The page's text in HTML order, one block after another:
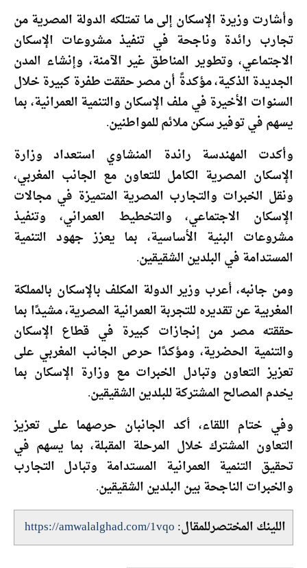
وأشارت وزيرة الإسكان إلى ما تمتلكه الدولة المصرية من
تجارب رائدة وناجحة في تنفيذ مشروعات الإسكان
الاجتماعي، وتطوير المناطق غير الآمنة، وإنشاء المدن
الجديدة الذكية، مؤكدةً أن مصر حققت طفرة كبيرة خلال
السنوات الأخيرة في ملف الإسكان والتنمية العمرانية، بما
يسهم في توفير سكن ملائم للمواطنين.
وأكدت المهندسة راندة المنشاوي استعداد وزارة
الإسكان المصرية الكامل للتعاون مع الجانب المغربي،
ونقل الخبرات والتجارب المصرية المتميزة في مجالات
الإسكان الاجتماعي، والتخطيط العمراني، وتنفيذ
مشروعات البنية الأساسية، بما يعزز جهود التنمية
المستدامة في البلدين الشقيقين.
ومن جانبه، أعرب وزير الدولة المكلف بالإسكان بالمملكة
المغربية عن تقديره للتجربة العمرانية المصرية، مشيدًا بما
حققته مصر من إنجازات كبيرة في قطاع الإسكان
والتنمية الحضرية، ومؤكدًا حرص الجانب المغربي على
تعزيز التعاون وتبادل الخبرات مع وزارة الإسكان بما
يخدم المصالح المشتركة للبلدين الشقيقين.
وفي ختام اللقاء، أكد الجانبان حرصهما على تعزيز
التعاون المشترك خلال المرحلة المقبلة، بما يسهم في
تحقيق التنمية العمرانية المستدامة وتبادل التجارب
والخبرات الناجحة بين البلدين الشقيقين.
اللينك المختصرللمقال:https://amwalalghad.com/1vqo